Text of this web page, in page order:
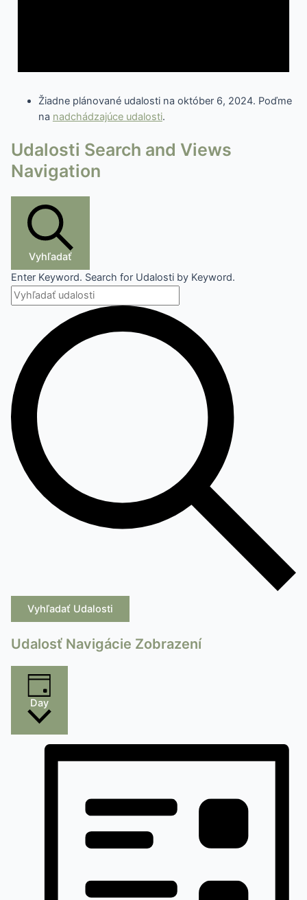
Žiadne plánované udalosti na október 6, 2024. Poďme
na nadchádzajúce udalosti.
Udalosti Search and Views
Navigation
Vyhľadať
Enter Keyword. Search for Udalosti by Keyword.
Vyhľadať Udalosti
Udalosť Navigácie Zobrazení
Day